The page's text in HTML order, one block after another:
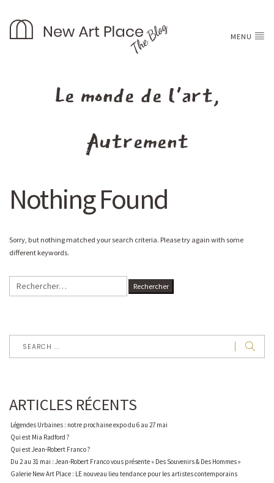
MENU
Le monde de l'art,
Autrement
Nothing Found
Sorry, but nothing matched your search criteria. Please try again with some
different keywords.
Rechercher :
ARTICLES RÉCENTS
Légendes Urbaines : notre prochaine expo du 6 au 27 mai
Qui est Mia Radford ?
Qui est Jean-Robert Franco ?
Du 2 au 31 mai : Jean-Robert Franco vous présente « Des Souvenirs & Des Hommes »
Galerie New Art Place : LE nouveau lieu tendance pour les artistes contemporains